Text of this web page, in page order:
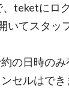
teketにロ
いてスタッ
の日時のみ
セルはで